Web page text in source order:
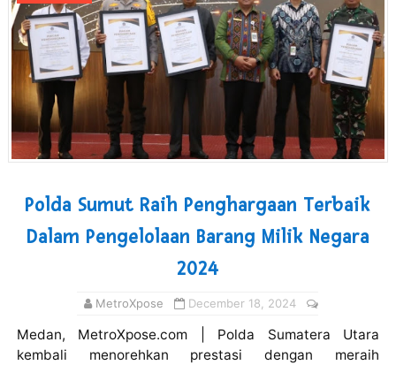
Polda Sumut Raih Penghargaan Terbaik
Dalam Pengelolaan Barang Milik Negara
2024
MetroXpose December 18, 2024
Medan, MetroXpose.com | Polda Sumatera Utara
kembali menorehkan prestasi dengan meraih